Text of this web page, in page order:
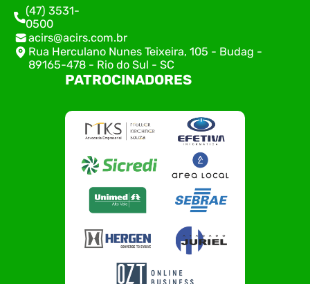
(47) 3531-
0500
acirs@acirs.com.br
Rua Herculano Nunes Teixeira, 105 - Budag -
89165-478 - Rio do Sul - SC
PATROCINADORES